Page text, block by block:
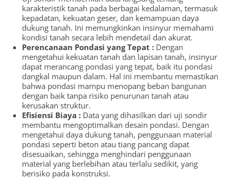
karakteristik tanah pada berbagai kedalaman, termasuk
kepadatan, kekuatan geser, dan kemampuan daya
dukung tanah. Ini memungkinkan insinyur memahami
kondisi tanah secara lebih mendetail dan akurat.
Perencanaan Pondasi yang Tepat : Dengan
mengetahui kekuatan tanah dan lapisan tanah, insinyur
dapat merancang pondasi yang tepat, baik itu pondasi
dangkal maupun dalam. Hal ini membantu memastikan
bahwa pondasi mampu menopang beban bangunan
dengan baik tanpa risiko penurunan tanah atau
kerusakan struktur.
Efisiensi Biaya : Data yang dihasilkan dari uji sondir
membantu mengoptimalkan desain pondasi. Dengan
mengetahui daya dukung tanah, penggunaan material
pondasi seperti beton atau tiang pancang dapat
disesuaikan, sehingga menghindari penggunaan
material yang berlebihan atau terlalu sedikit, yang
berisiko pada konstruksi.